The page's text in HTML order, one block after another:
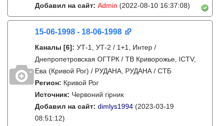
Добавил на сайт: Admin (2022-08-10 16:37:08)
15-06-1998 - 18-06-1998
Каналы [6]: УТ-1, УТ-2 / 1+1, Интер /
Днепропетровская ОГТРК / ТВ Криворожье, ICTV,
Ева (Кривой Рог) / РУДАНА, РУДАНА / СТБ
Регион: Кривой Рог
Источник: Червоний гірник
Добавил на сайт: dimlys1994 (2023-03-19
08:51:12)